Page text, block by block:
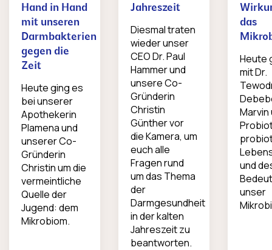
Hand in Hand
mit unseren
Darmbakterien
gegen die
Zeit
Heute ging es
bei unserer
Apothekerin
Plamena und
unserer Co-
Gründerin
Christin um die
vermeintliche
Quelle der
Jugend: dem
Mikrobiom.
Jahreszeit
Diesmal traten
wieder unser
CEO Dr. Paul
Hammer und
unsere Co-
Gründerin
Christin
Günther vor
die Kamera, um
euch alle
Fragen rund
um das Thema
der
Darmgesundheit
in der kalten
Jahreszeit zu
beantworten.
das
Heute
mit Dr.
Marvin
und
unser